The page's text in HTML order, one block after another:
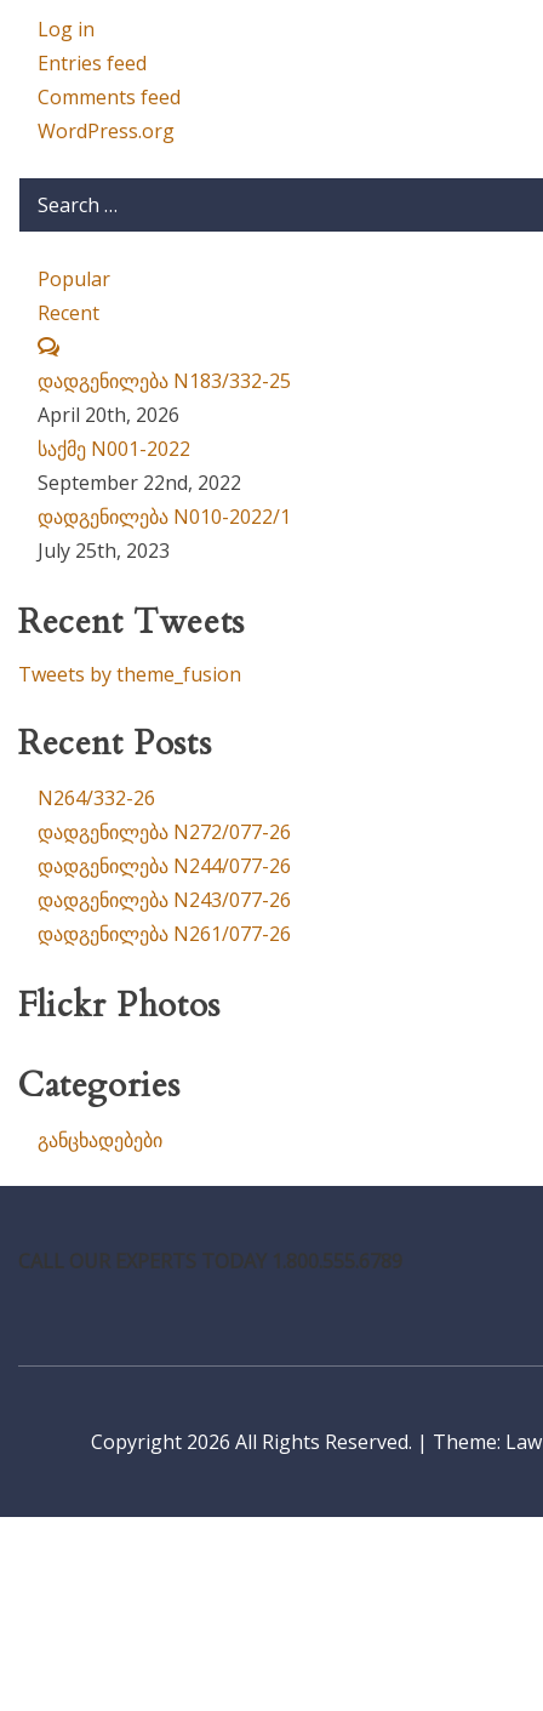
Log in
Entries feed
Comments feed
WordPress.org
Popular
Recent
Comments
დადგენილება N183/332-25
April 20th, 2026
საქმე N001-2022
September 22nd, 2022
დადგენილება N010-2022/1
July 25th, 2023
Recent Tweets
Tweets by theme_fusion
Recent Posts
N264/332-26
დადგენილება N272/077-26
დადგენილება N244/077-26
დადგენილება N243/077-26
დადგენილება N261/077-26
Flickr Photos
Categories
განცხადებები
CALL OUR EXPERTS TODAY 1.800.555.6789
Copyright 2026 All Rights Reserved. | Theme: